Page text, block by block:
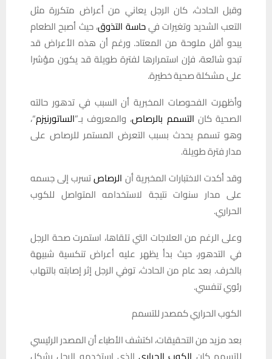
وقبل الحادث، كان الرجل يعاني من أعراض متكررة مثل
التعب الشديد وتغيرات فيحاسة التذوق، حيث أصبح الطعام
يبدو أقل ملوحة من المعتاد. ورغم أن هذه الأعراض قد
تبدو شائعة، فإن استمرارها لفترة طويلة قد يكون مؤشرا
على مشكلة صحية خطيرة.
وأظهرت الفحوصات المخبرية أن السبب في تدهور حالته
الصحية كان التسمم بالرصاص، والمعروف بـ”الساتورنيزم“،
وهو تسمم يحدث بسبب التعرض المستمر للرصاص على
مدار فترة طويلة.
وقد أكدت الاختبارات المخبرية أن الرصاصتسرب إلى جسمه
على مدار سنوات نتيجة لاستخدامه المتواصل للكوب
الحراري.
وعلى الرغم من العلاجات التي تلقاها، استمرت صحة الرجل
في التدهور، حيث بدأ يظهر عليه أعراض تنكسية شبيهة
بالخرف. بعد عام من الحادث، توفي الرجل إثر إصابته بالتهاب
رئوي تنفسي.
الكوب الحراري كمصدر للتسمم
بعد مزيد من التحقيقات، اكتشف الأطباء أن المصدر الرئيسي